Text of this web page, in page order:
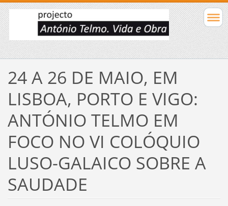
24 A 26 DE MAIO, EM
LISBOA, PORTO E VIGO:
ANTÓNIO TELMO EM
FOCO NO VI COLÓQUIO
LUSO-GALAICO SOBRE A
SAUDADE